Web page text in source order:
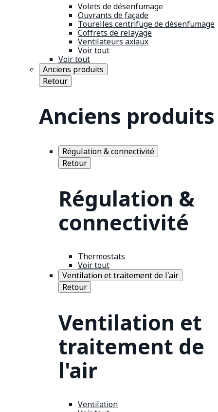
Volets de désenfumage
Ouvrants de façade
Tourelles centrifuge de désenfumage
Coffrets de relayage
Ventilateurs axiaux
Voir tout
Voir tout
Anciens produits
Retour
Anciens produits
Régulation & connectivité
Retour
Régulation &
connectivité
Thermostats
Voir tout
Ventilation et traitement de l'air
Retour
Ventilation et
traitement de
l'air
Ventilation